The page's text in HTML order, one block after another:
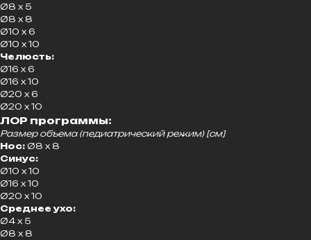
Ø8 x 5
Ø8 x 8
Ø10 x 6
Ø10 x 10
Челюсть:
Ø16 x 6
Ø16 x 10
Ø20 x 6
Ø20 x 10
ЛОР программы:
Размер объема (педиатрический режим) [см]
Нос: Ø8 x 8
Синус:
Ø10 x 10
Ø16 x 10
Ø20 x 10
Среднее ухо:
Ø4 x 5
Ø8 x 8